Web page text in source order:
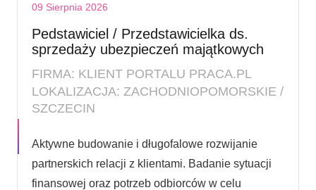
09 Sierpnia 2026
Pedstawiciel / Przedstawicielka ds.
sprzedaży ubezpieczeń majątkowych
FIRMA: KLIENT PORTALU PRACA.PL
LOKALIZACJA: ZACHODNIOPOMORSKIE /
SZCZECIN
Aktywne budowanie i długofalowe rozwijanie
partnerskich relacji z klientami. Badanie sytuacji
finansowej oraz potrzeb odbiorców w celu